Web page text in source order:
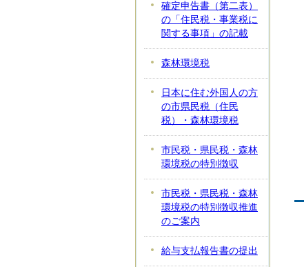
確定申告書（第二表）
の「住民税・事業税に
関する事項」の記載
森林環境税
日本に住む外国人の方
の市県民税（住民
税）・森林環境税
市民税・県民税・森林
環境税の特別徴収
市民税・県民税・森林
環境税の特別徴収推進
のご案内
給与支払報告書の提出